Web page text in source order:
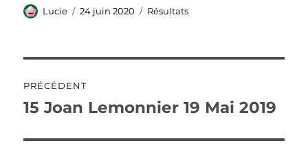
Auteur
Lucie
Publié
24 juin 2020 Catégories
Résultats
de
PRÉCÉDENT
Publication
15 Joan Lemonnier 19 Mai 2019